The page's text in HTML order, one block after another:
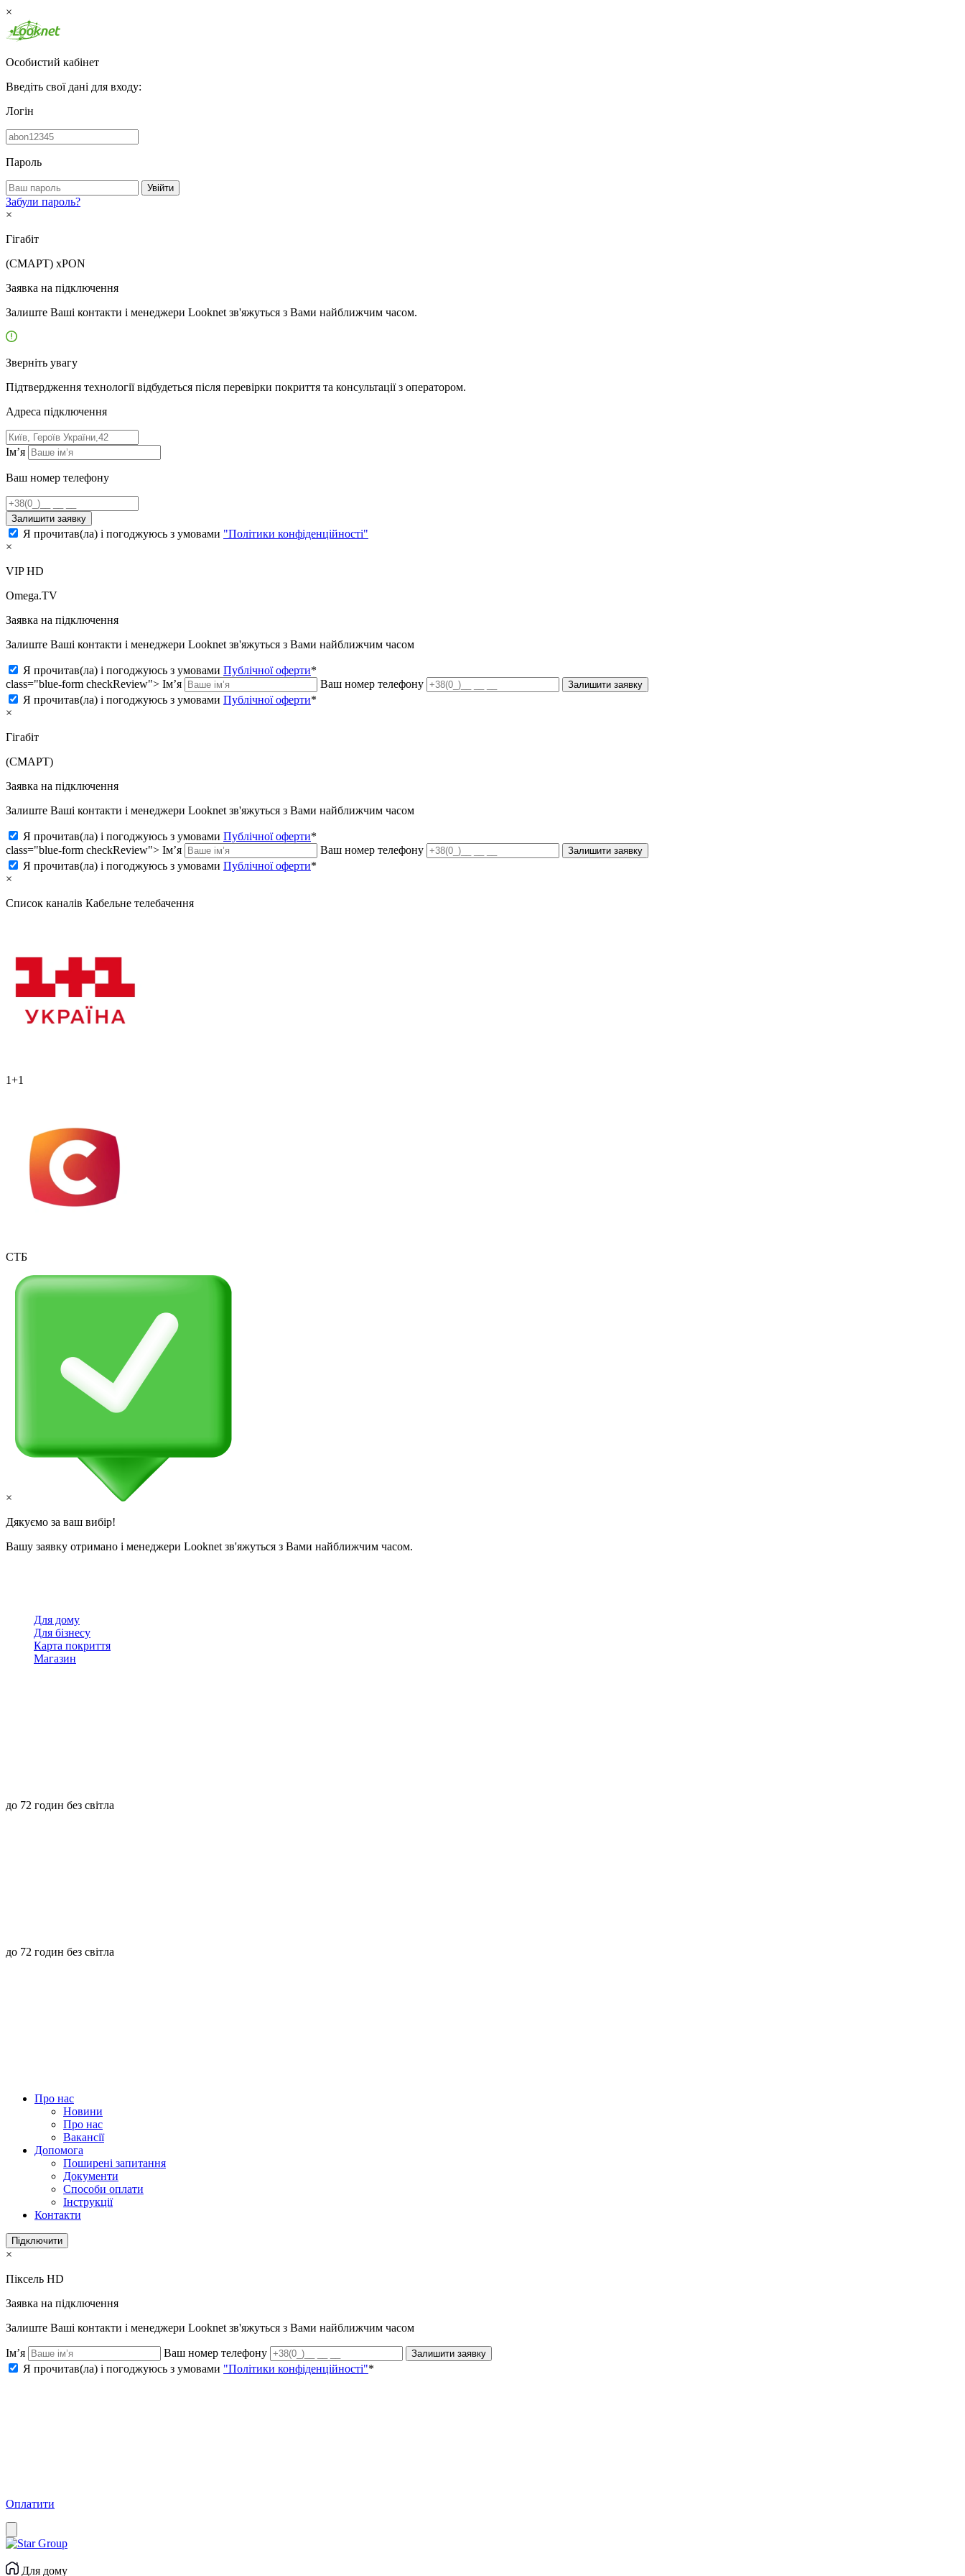
×
Особистий кабінет
Введіть свої дані для входу:
Логін
Пароль
Увійти
Забули пароль?
×
Гігабіт
(СМАРТ) xPON
Заявка на підключення
Залиште Ваші контакти і менеджери Looknet зв'яжуться з Вами найближчим часом.
Зверніть увагу
Підтвердження технології відбудеться після перевірки покриття та консультації з оператором.
Адресa підключення
Ім’я
Ваш номер телефону
Залишити заявку
Я прочитав(ла) і погоджуюсь з умовами "Політики конфіденційності"
×
VIP HD
Omega.TV
Заявка на підключення
Залиште Ваші контакти і менеджери Looknet зв'яжуться з Вами найближчим часом
Я прочитав(ла) і погоджуюсь з умовами Публічної оферти*
class="blue-form checkReview"> Ім’я Ваш номер телефону Залишити заявку
Я прочитав(ла) і погоджуюсь з умовами Публічної оферти*
×
Гігабіт
(СМАРТ)
Заявка на підключення
Залиште Ваші контакти і менеджери Looknet зв'яжуться з Вами найближчим часом
Я прочитав(ла) і погоджуюсь з умовами Публічної оферти*
class="blue-form checkReview"> Ім’я Ваш номер телефону Залишити заявку
Я прочитав(ла) і погоджуюсь з умовами Публічної оферти*
×
Список каналів Кабельне телебачення
1+1
СТБ
×
Дякуємо за ваш вибір!
Вашу заявку отримано і менеджери Looknet зв'яжуться з Вами найближчим часом.
Для дому
Для бізнесу
Карта покриття
Магазин
до 72 годин без світла
до 72 годин без світла
Про нас
Новини
Про нас
Вакансії
Допомога
Поширені запитання
Документи
Способи оплати
Інструкції
Контакти
Підключити
×
Піксель HD
Заявка на підключення
Залиште Ваші контакти і менеджери Looknet зв'яжуться з Вами найближчим часом
Ім’я Ваш номер телефону Залишити заявку
Я прочитав(ла) і погоджуюсь з умовами "Політики конфіденційності"*
Оплатити
Для дому